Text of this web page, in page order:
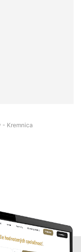
- Kremnica